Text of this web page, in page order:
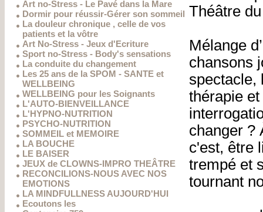
Art no-Stress - Le Pavé dans la Mare
Dormir pour réussir-Gérer son sommeil
La douleur chronique , celle de vos
patients et la vôtre
Art No-Stress - Jeux d'Ecriture
Sport no-Stress - Body's sensations
La conduite du changement
Les 25 ans de la SPOM - SANTE et
WELLBEING
WELLBEING pour les Soignants
L'AUTO-BIENVEILLANCE
L'HYPNO-NUTRITION
PSYCHO-NUTRITION
SOMMEIL et MEMOIRE
LA BOUCHE
LE BAISER
JEUX de CLOWNS-IMPRO THEÂTRE
RECONCILIONS-NOUS AVEC NOS
EMOTIONS
LA MINDFULLNESS AUJOURD'HUI
Ecoutons les
Théâtre
Mélange
chansons
spectacle,
thérapie
changer ?
c'est, être
trempé et
tournant